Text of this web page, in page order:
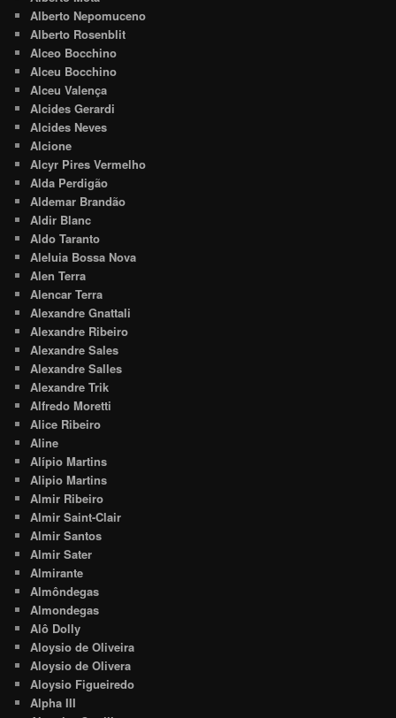
Alberto Nepomuceno
Alberto Rosenblit
Alceo Bocchino
Alceu Bocchino
Alceu Valença
Alcides Gerardi
Alcides Neves
Alcione
Alcyr Pires Vermelho
Alda Perdigão
Aldemar Brandão
Aldir Blanc
Aldo Taranto
Aleluia Bossa Nova
Alen Terra
Alencar Terra
Alexandre Gnattali
Alexandre Ribeiro
Alexandre Sales
Alexandre Salles
Alexandre Trik
Alfredo Moretti
Alice Ribeiro
Aline
Alípio Martins
Alipio Martins
Almir Ribeiro
Almir Saint-Clair
Almir Santos
Almir Sater
Almirante
Almôndegas
Almondegas
Alô Dolly
Aloysio de Oliveira
Aloysio de Olivera
Aloysio Figueiredo
Alpha III